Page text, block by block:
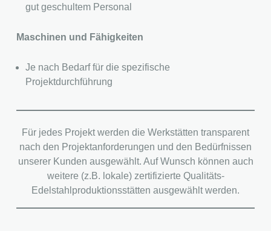
gut geschultem Personal
Maschinen und Fähigkeiten
Je nach Bedarf für die spezifische
Projektdurchführung
Für jedes Projekt werden die Werkstätten transparent
nach den Projektanforderungen und den Bedürfnissen
unserer Kunden ausgewählt. Auf Wunsch können auch
weitere (z.B. lokale) zertifizierte Qualitäts-
Edelstahlproduktionsstätten ausgewählt werden.